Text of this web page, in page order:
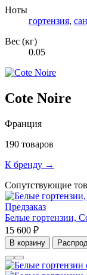
Ноты
гортензия,
Вес (кг)
0.05
Cote Noire
Франция
190 товаров
К бренду →
Сопутствующие
Предзаказ
Белые гортензии,
15 600 ₽
В корзину